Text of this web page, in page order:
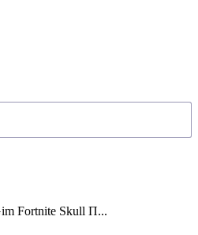
Fortnite Skull Π...